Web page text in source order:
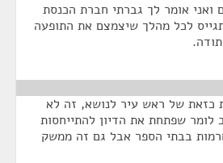
ואני אומר לך גברתי חברת הכנסת
לכל מהלך שיצמצם את התופעה
כזאת של ראש עיר לנושא, זה לא
לומר שפתחת את הדיון להתייחסות
בבתי הספר אבל גם זה ממשק